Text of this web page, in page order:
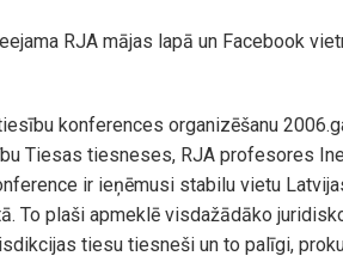
RJA mājas lapā un Facebook
konferences organizēšanu
Tiesas tiesneses, RJA profesores
ir ieņēmusi stabilu vietu
To plaši apmeklē visdažādāko
tiesu tiesneši un to palīgi,